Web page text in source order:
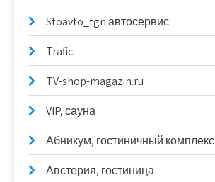
Stoavto_tgn автосервис
Trafic
TV-shop-magazin.ru
VIP, сауна
Абникум, гостиничный комплекс
Австерия, гостиница